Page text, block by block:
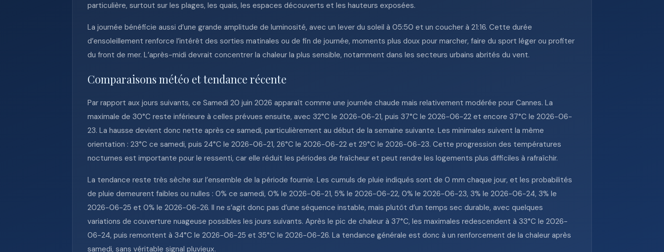
particulière, surtout sur les plages, les quais, les espaces découverts et les hauteurs exposées.
La journée bénéficie aussi d’une grande amplitude de luminosité, avec un lever du soleil à 05:50 et un coucher à 21:16. Cette durée
d’ensoleillement renforce l’intérêt des sorties matinales ou de fin de journée, moments plus doux pour marcher, faire du sport léger ou profiter
du front de mer. L’après-midi devrait concentrer la chaleur la plus sensible, notamment dans les secteurs urbains abrités du vent.
Comparaisons météo et tendance récente
Par rapport aux jours suivants, ce Samedi 20 juin 2026 apparaît comme une journée chaude mais relativement modérée pour Cannes. La
maximale de 30°C reste inférieure à celles prévues ensuite, avec 32°C le 2026-06-21, puis 37°C le 2026-06-22 et encore 37°C le 2026-06-
23. La hausse devient donc nette après ce samedi, particulièrement au début de la semaine suivante. Les minimales suivent la même
orientation : 23°C ce samedi, puis 24°C le 2026-06-21, 26°C le 2026-06-22 et 29°C le 2026-06-23. Cette progression des températures
nocturnes est importante pour le ressenti, car elle réduit les périodes de fraîcheur et peut rendre les logements plus difficiles à rafraîchir.
La tendance reste très sèche sur l’ensemble de la période fournie. Les cumuls de pluie indiqués sont de 0 mm chaque jour, et les probabilités
de pluie demeurent faibles ou nulles : 0% ce samedi, 0% le 2026-06-21, 5% le 2026-06-22, 0% le 2026-06-23, 3% le 2026-06-24, 3% le
2026-06-25 et 0% le 2026-06-26. Il ne s’agit donc pas d’une séquence instable, mais plutôt d’un temps sec durable, avec quelques
variations de couverture nuageuse possibles les jours suivants. Après le pic de chaleur à 37°C, les maximales redescendent à 33°C le 2026-
06-24, puis remontent à 34°C le 2026-06-25 et 35°C le 2026-06-26. La tendance générale est donc à un renforcement de la chaleur après
samedi, sans véritable signal pluvieux.